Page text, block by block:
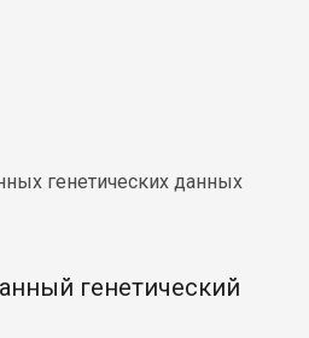
генетических данных
генетический